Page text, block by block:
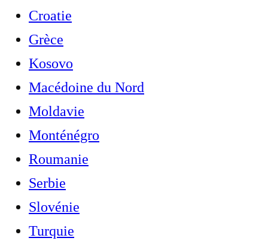
Croatie
Grèce
Kosovo
Macédoine du Nord
Moldavie
Monténégro
Roumanie
Serbie
Slovénie
Turquie